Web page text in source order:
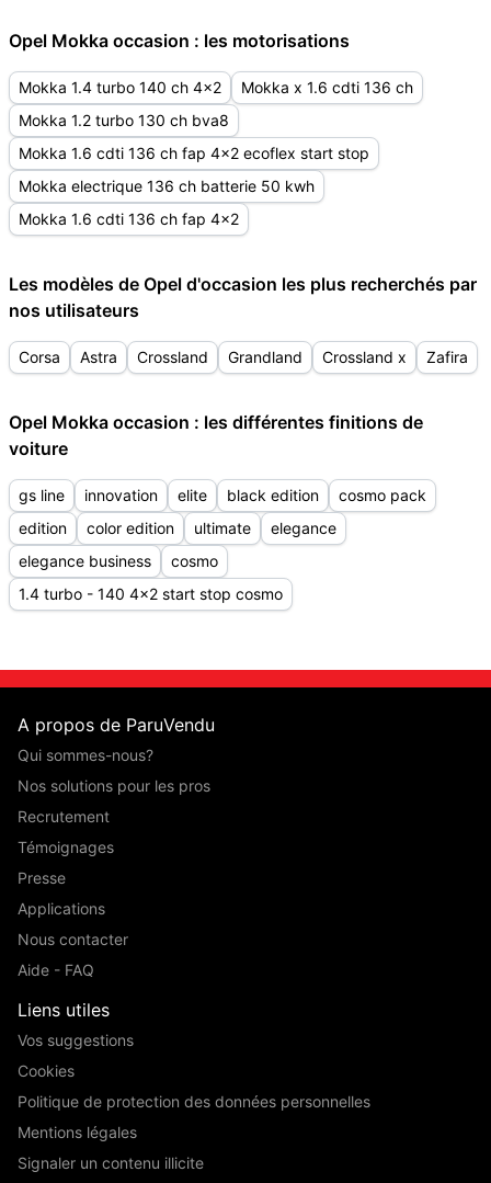
Opel Mokka occasion : les motorisations
Mokka 1.4 turbo 140 ch 4x2
Mokka x 1.6 cdti 136 ch
Mokka 1.2 turbo 130 ch bva8
Mokka 1.6 cdti 136 ch fap 4x2 ecoflex start stop
Mokka electrique 136 ch batterie 50 kwh
Mokka 1.6 cdti 136 ch fap 4x2
Les modèles de Opel d'occasion les plus recherchés par
nos utilisateurs
Corsa Astra Crossland Grandland Crossland x Zafira
Opel Mokka occasion : les différentes finitions de
voiture
gs line innovation elite black edition
cosmo pack
edition
color edition ultimate
elegance
elegance business
cosmo
1.4 turbo - 140 4x2 start stop cosmo
A propos de ParuVendu
Qui sommes-nous?
Nos solutions pour les pros
Recrutement
Témoignages
Presse
Applications
Nous contacter
Aide - FAQ
Liens utiles
Vos suggestions
Cookies
Politique de protection des données personnelles
Mentions légales
Signaler un contenu illicite